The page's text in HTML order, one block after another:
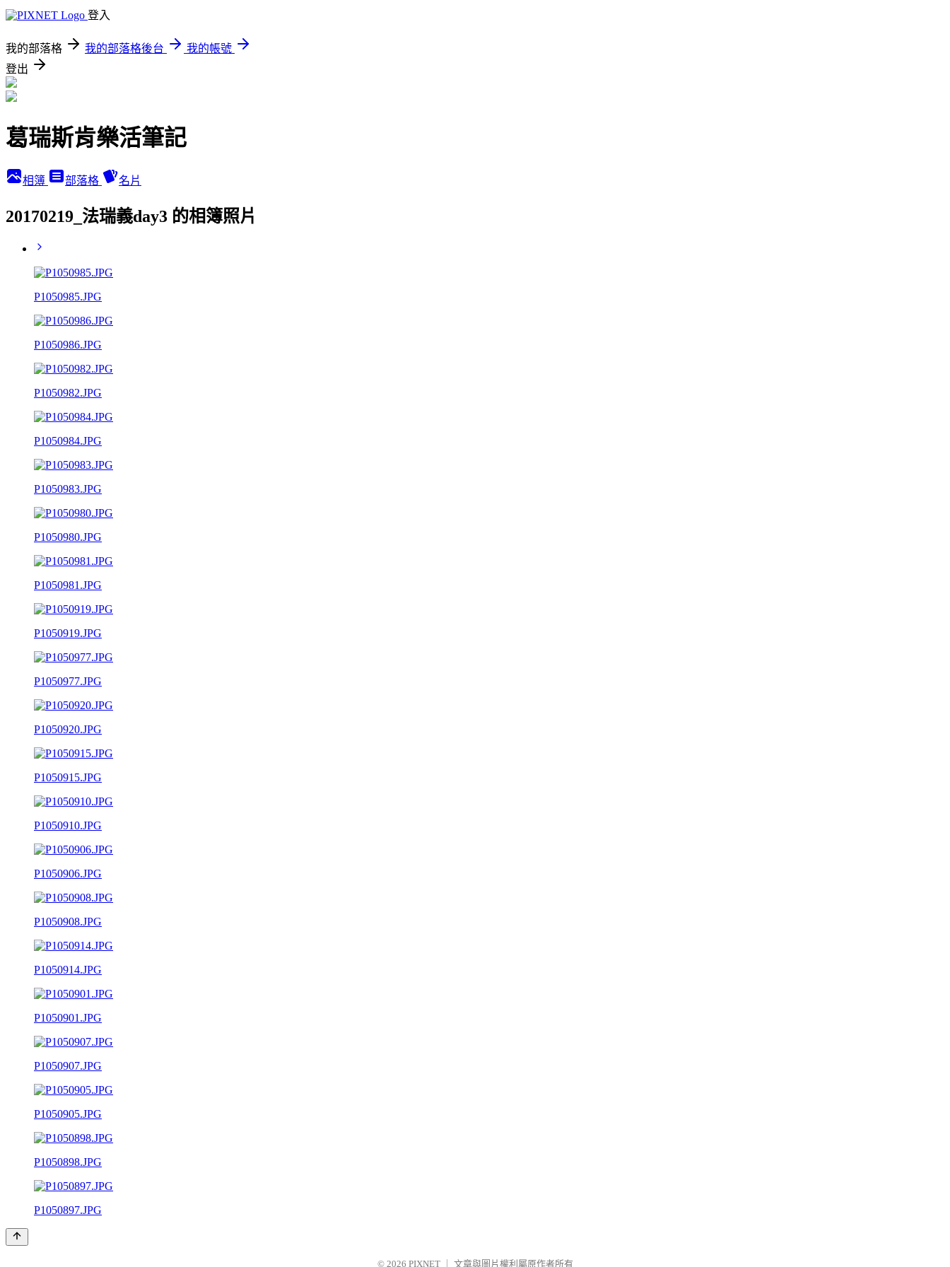
登入
我的部落格 我的部落格後台
我的帳號
登出
葛瑞斯肯樂活筆記
相簿 部落格 名片
20170219_法瑞義day3 的相簿照片
P1050985.JPG
P1050986.JPG
P1050982.JPG
P1050984.JPG
P1050983.JPG
P1050980.JPG
P1050981.JPG
P1050919.JPG
P1050977.JPG
P1050920.JPG
P1050915.JPG
P1050910.JPG
P1050906.JPG
P1050908.JPG
P1050914.JPG
P1050901.JPG
P1050907.JPG
P1050905.JPG
P1050898.JPG
P1050897.JPG
© 2026 PIXNET 文章與圖片權利屬原作者所有